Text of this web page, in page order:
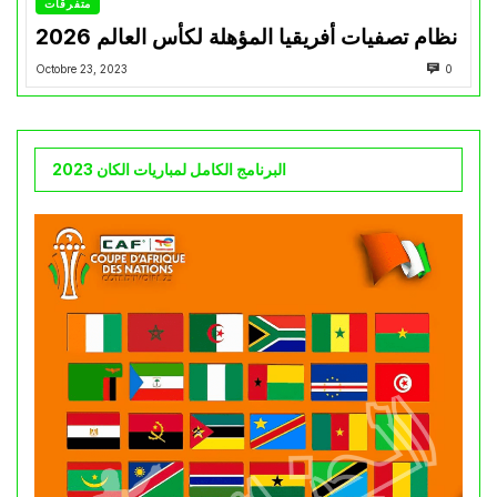
متفرقات
نظام تصفيات أفريقيا المؤهلة لكأس العالم 2026
Octobre 23, 2023 0
البرنامج الكامل لمباريات الكان 2023